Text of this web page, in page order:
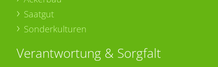
Saatgut
Sonderkulturen
Verantwortung & Sorgfalt